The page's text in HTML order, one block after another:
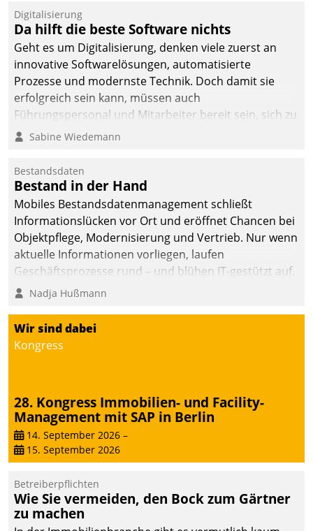
Ressort Kapitalanlage für
künftige Aufgaben und
Herausforderungen
gerüstet.
Digitalisierung
Da hilft die beste Software nichts
Geht es um Digitalisierung, denken viele zuerst an
innovative Softwarelösungen, automatisierte
Prozesse und modernste Technik. Doch damit sie
erfolgreich sein kann, müssen auch
Führungspersonal und Mitarbeiter bereit sein, sich zu
verändern und anzupassen, sonst werden sie an ihr
Sabine Wiedemann
Bestandsdaten
Bestand in der Hand
Mobiles Bestandsdatenmanagement schließt
Informationslücken vor Ort und eröffnet Chancen bei
Objektpflege, Modernisierung und Vertrieb. Nur wenn
aktuelle Informationen vorliegen, laufen
Geschäftsprozesse rund – und blühen IT-gestützt auf.
Nadja Hußmann
Wir sind dabei
Kongress
28. Kongress Immobilien- und Facility-
Management mit SAP in Berlin
14. September 2026 –
15. September 2026
Betreiberpflichten
Wie Sie vermeiden, den Bock zum Gärtner
zu machen